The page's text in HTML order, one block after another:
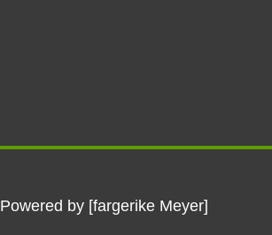
Powered by [fargerike Meyer]